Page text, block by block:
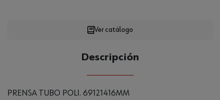
Ver catálogo
Descripción
PRENSA TUBO POLI. 69121416MM